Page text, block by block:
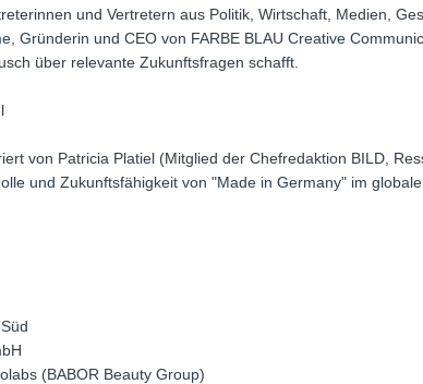
und Vertretern aus Politik, Wirtschaft, Medien,
Gründerin und CEO von FARBE BLAU Creative
über relevante Zukunftsfragen schafft.
von Patricia Platiel (Mitglied der Chefredaktion BILD,
und Zukunftsfähigkeit von "Made in Germany" im
(BABOR Beauty Group)